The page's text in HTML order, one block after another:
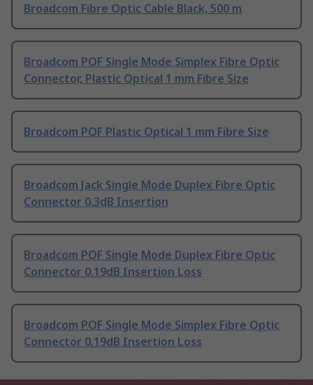
Broadcom Fibre Optic Cable Black, 500 m
Broadcom POF Single Mode Simplex Fibre Optic
Connector, Plastic Optical 1 mm Fibre Size
Broadcom POF Plastic Optical 1 mm Fibre Size
Broadcom Jack Single Mode Duplex Fibre Optic
Connector 0.3dB Insertion
Broadcom POF Single Mode Duplex Fibre Optic
Connector 0.19dB Insertion Loss
Broadcom POF Single Mode Simplex Fibre Optic
Connector 0.19dB Insertion Loss